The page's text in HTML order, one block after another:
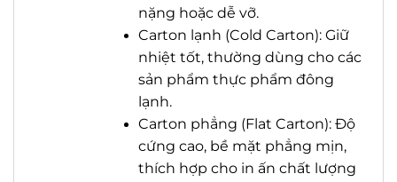
nặng hoặc dễ vỡ.
Carton lạnh (Cold Carton): Giữ
nhiệt tốt, thường dùng cho các
sản phẩm thực phẩm đông
lạnh.
Carton phẳng (Flat Carton): Độ
cứng cao, bề mặt phẳng mịn,
thích hợp cho in ấn chất lượng